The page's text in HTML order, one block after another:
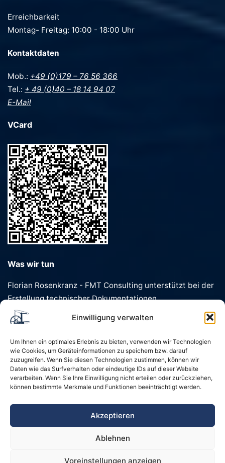
Einwilligung verwalten
Um Ihnen ein optimales Erlebnis zu bieten, verwenden wir Technologien
wie Cookies, um Geräteinformationen zu speichern bzw. darauf
zuzugreifen. Wenn Sie diesen Technologien zustimmen, können wir
Daten wie das Surfverhalten oder eindeutige IDs auf dieser Website
verarbeiten. Wenn Sie Ihre Einwilligung nicht erteilen oder zurückziehen,
können bestimmte Merkmale und Funktionen beeinträchtigt werden.
Akzeptieren
Ablehnen
Voreinstellungen anzeigen
Erreichbarkeit
Montag- Freitag: 10:00 - 18:00 Uhr
Kontaktdaten
Mob.: +49 (0)179 – 76 56 366
Tel.: + 49 (0)40 – 18 14 94 07
E-Mail
VCard
Was wir tun
Florian Rosenkranz - FMT Consulting unterstützt bei der
Erstellung technischer Dokumentationen,
Förderanträgen, Dokumentenvorlagen und
Geschäftstexten. Schnell, präzise und individuell.
Startseite Kontakt Impressum
Datenschutzerklärung